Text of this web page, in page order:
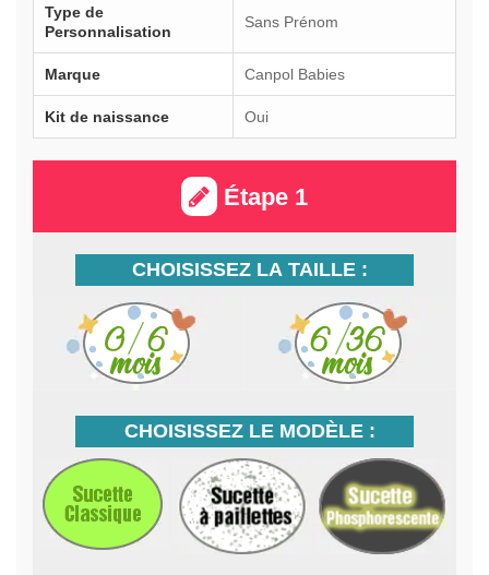
Type de
Personnalisation
Sans Prénom
Marque Canpol Babies
Kit de naissance Oui
Étape 1
CHOISISSEZ LA TAILLE :
CHOISISSEZ LE MODÈLE :